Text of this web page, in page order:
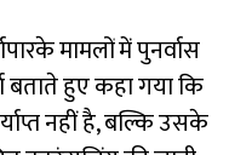
मामलों में पुनर्वास
बताते हुए कहा गया कि
नहीं है, बल्कि उसके